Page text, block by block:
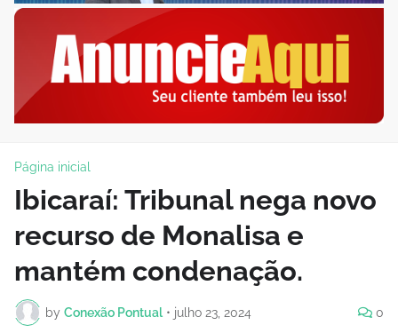
Página inicial
Ibicaraí: Tribunal nega novo
recurso de Monalisa e
mantém condenação.
by Conexão Pontual • julho 23, 2024 0